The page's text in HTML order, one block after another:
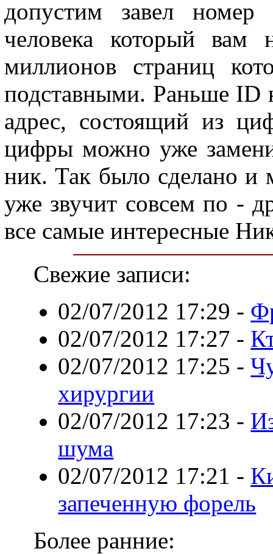
допустим завел
человека который вам
миллионов страниц
подставными. Раньше ID
адрес, состоящий из
цифры можно уже
ник. Так было сделано и
уже звучит совсем по -
все самые интересные
Свежие записи:
02/07/2012 17:29 -
02/07/2012 17:27 -
02/07/2012 17:25 -
хирургии
02/07/2012 17:23 -
шума
02/07/2012 17:21 -
запеченную форель
Более ранние: